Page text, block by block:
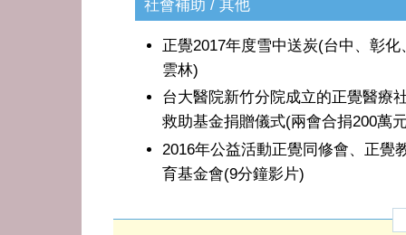
社會補助 / 其他
正覺2017年度雪中送炭(台中、彰化
雲林)
台大醫院新竹分院成立的正覺醫療
救助基金捐贈儀式(兩會合捐200萬
2016年公益活動正覺同修會、正覺
育基金會(9分鐘影片)